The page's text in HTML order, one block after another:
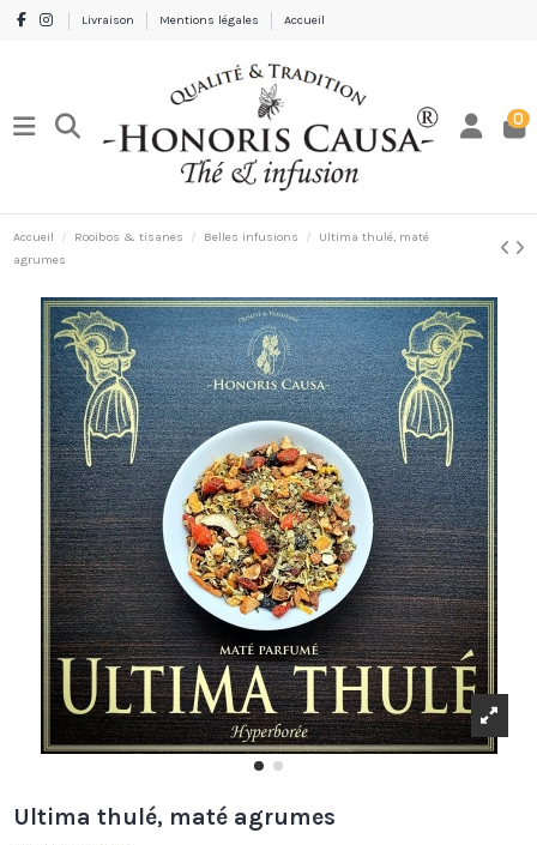
Livraison Mentions légales Accueil
0
Accueil Rooibos & tisanes Belles infusions
Ultima thulé, maté
agrumes
Ultima thulé, maté agrumes